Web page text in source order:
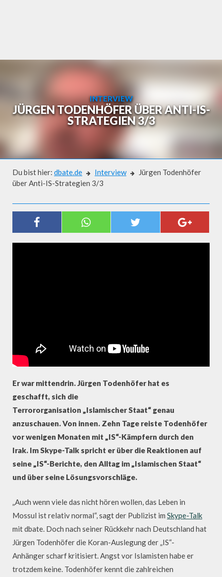
INTERVIEW
JÜRGEN TODENHÖFER ÜBER ANTI-IS-
STRATEGIEN 3/3
Du bist hier: dbate.de Interview
Jürgen Todenhöfer
über Anti-IS-Strategien 3/3
JÜRGEN TODENHÖFER ÜBER
ANTI-IS-STRATEGIEN 3/3
Er war mittendrin. Jürgen Todenhöfer hat es
geschafft, sich die
Terrororganisation „Islamischer Staat“ genau
anzuschauen. Von innen. Zehn Tage reiste Todenhöfer
vor wenigen Monaten mit „IS“-Kämpfern durch den
Irak. Im Skype-Talk spricht er über die Reaktionen auf
seine „IS“-Berichte, den Alltag im „Islamischen Staat“
und über seine Lösungsvorschläge.
„Auch wenn viele das nicht hören wollen, das Leben in
Mossul ist relativ normal“, sagt der Publizist im Skype-Talk
mit dbate. Doch nach seiner Rückkehr nach Deutschland hat
Jürgen Todenhöfer die Koran-Auslegung der „IS“-
Anhänger scharf kritisiert. Angst vor Islamisten habe er
trotzdem keine. Todenhöfer kennt die zahlreichen